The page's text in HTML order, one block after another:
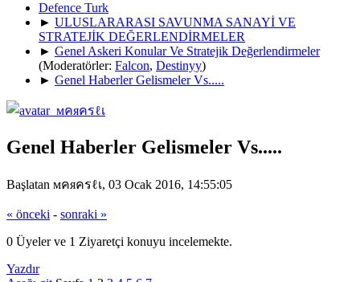
Defence Turk
► ULUSLARARASI SAVUNMA SANAYİ VE
STRATEJİK DEĞERLENDİRMELER
► Genel Askeri Konular Ve Stratejik Değerlendirmeler
(Moderatörler: Falcon, Destinyy)
► Genel Haberler Gelismeler Vs.....
Genel Haberler Gelismeler Vs.....
Başlatan мคяครℓเ, 03 Ocak 2016, 14:55:05
« önceki - sonraki »
0 Üyeler ve 1 Ziyaretçi konuyu incelemekte.
Yazdır